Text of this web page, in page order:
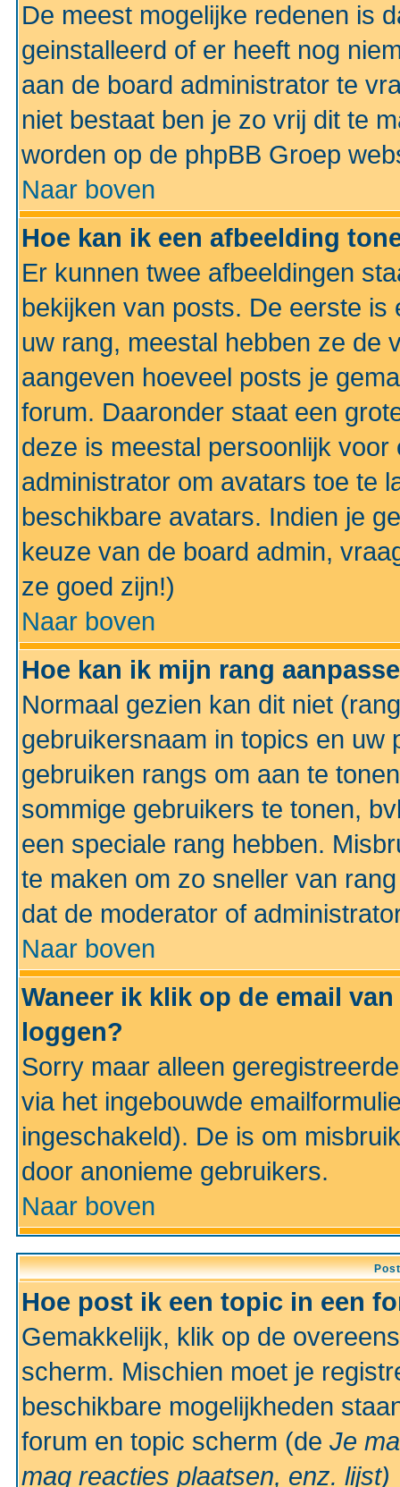
De meest mogelijke redenen is
geinstalleerd of er heeft nog
aan de board administrator te
niet bestaat ben je zo vrij dit te
worden op de phpBB Groep
Naar boven
Hoe kan ik een afbeelding
Er kunnen twee afbeeldingen
bekijken van posts. De eerste
uw rang, meestal hebben ze de
aangeven hoeveel posts je
forum. Daaronder staat een
deze is meestal persoonlijk
administrator om avatars toe te
beschikbare avatars. Indien je
keuze van de board admin,
ze goed zijn!)
Naar boven
Hoe kan ik mijn rang
Normaal gezien kan dit niet
gebruikersnaam in topics en uw
gebruiken rangs om aan te
sommige gebruikers te tonen,
een speciale rang hebben.
te maken om zo sneller van
dat de moderator of
Naar boven
Waneer ik klik op de email
loggen?
Sorry maar alleen
via het ingebouwde
ingeschakeld). De is om
door anonieme gebruikers.
Naar boven
Hoe post ik een topic in een
Gemakkelijk, klik op de
scherm. Mischien moet je
beschikbare mogelijkheden
forum en topic scherm (de Je
mag reacties plaatsen, enz. lijst)